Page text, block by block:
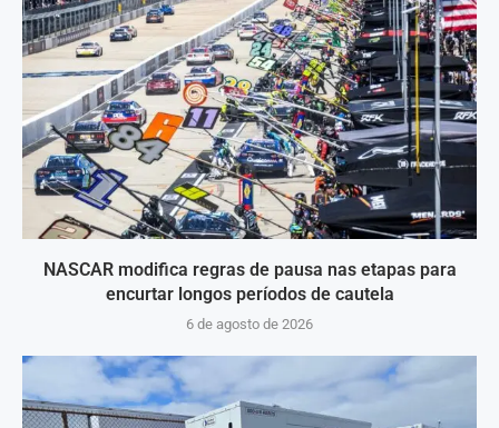
NASCAR modifica regras de pausa nas etapas para
encurtar longos períodos de cautela
6 de agosto de 2026